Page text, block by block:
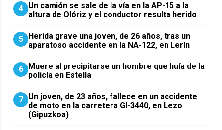
4 Un camión se sale de la vía en la AP-15 a la
altura de Olóriz y el conductor resulta herido
5 Herida grave una joven, de 26 años, tras un
aparatoso accidente en la NA-122, en Lerín
6 Muere al precipitarse un hombre que huía de la
policía en Estella
7 Un joven, de 23 años, fallece en un accidente
de moto en la carretera GI-3440, en Lezo
(Gipuzkoa)